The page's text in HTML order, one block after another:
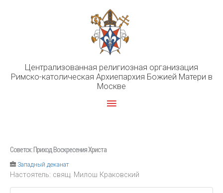
Централизованная религиозная организация
Римско-католическая Архиепархия Божией Матери в
Москве
Главное
Советск: Приход Воскресения Христа
Западный деканат
Настоятель: свящ. Милош Краковский